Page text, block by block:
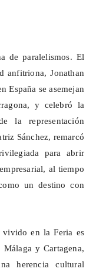
de paralelismos. El
anfitriona, Jonathan
España se asemejan
y celebró la
la representación
Sánchez, remarcó
para abrir
al tiempo
un destino con
vivido en la Feria es
y Cartagena,
herencia cultural